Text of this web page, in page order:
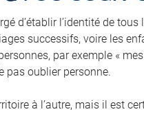
d’établir l’identité de
successifs, voire les
par exemple «
pas oublier personne.
à l’autre, mais il est